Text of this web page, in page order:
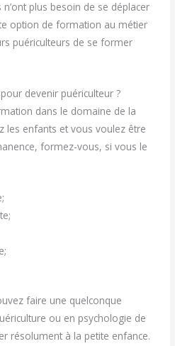
plus besoin de se déplacer
option de formation au métier
puériculteurs de se former
devenir puériculteur ?
dans le domaine de la
les enfants et vous voulez être
formez-vous, si vous le
faire une quelconque
ou en psychologie de
résolument à la petite enfance.